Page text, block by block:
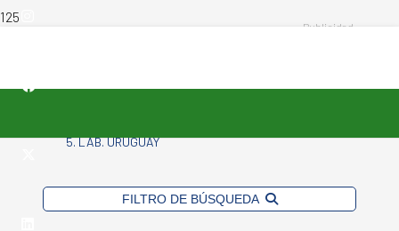
-
LAB. URUGUAY
FILTRO DE BÚSQUEDA